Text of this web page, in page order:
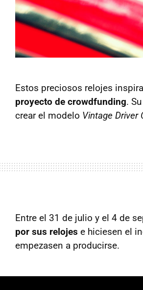
Estos preciosos relojes
proyecto de crowdfunding.
crear el modelo Vintage Driver
Entre el 31 de julio y el 4 de
por sus relojes e hiciesen el
empezasen a producirse.